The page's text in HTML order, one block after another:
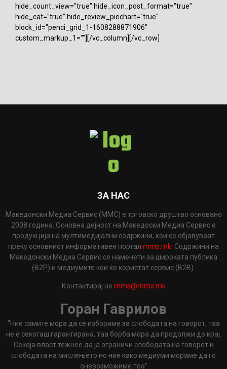
hide_count_view="true" hide_icon_post_format="true"
hide_cat="true" hide_review_piechart="true"
block_id="penci_grid_1-1608288871906"
custom_markup_1=""][/vc_column][/vc_row]
ЗА НАС
Македонски Медиа Сервис (ММС) е трговско друштво основано
2008 година. Основна дејност на Македоски Медиа Сервис е
продукција на мултимедијални содржини, кои се објавуваат
преку основниот информативен портал mms.mk . Содржини на
Македонски Медиа Сервис се наменети за широката публика
(B2P) и медиумите кои ќе користат сервис (B2B).
Контактирај не mms@mms.mk
Горан Гаврилов
"Ние самите мора да се избориме за слободата на говорот, таа
не е секогаш гарантирана, таа борба мора да продолжи до крај.
Секоја власт тежнее да ја ограничи слободата на говорот и
слободата на мислењето но ние како медиуми мораме да го
оневозможиме тоа"